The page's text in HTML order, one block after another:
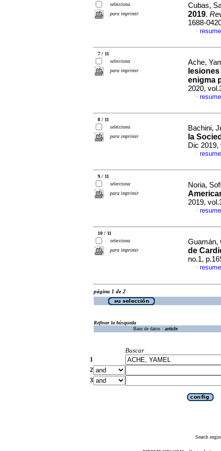
selecciona
para imprimir
Cubas,
2019.
1688-
·
7 / 11
selecciona
para imprimir
Ache,
enigma
2020,
·
8 / 11
selecciona
para imprimir
Bachini,
la
Dic 2019,
·
9 / 11
selecciona
para imprimir
Noria,
2019,
·
10 / 11
selecciona
para imprimir
Guamán,
de
no.1,
·
página 1 de 2
Refinar la búsqueda
Base de datos : article
Buscar
1
2
3
Search